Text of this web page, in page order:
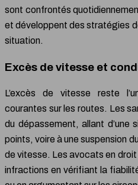
sont confrontés
et développent des stratégies
situation.
Excès de vitesse et
L’excès de vitesse reste
courantes sur les routes. Les
du dépassement, allant d’une
points, voire à une suspension
de vitesse. Les avocats en
infractions en vérifiant la